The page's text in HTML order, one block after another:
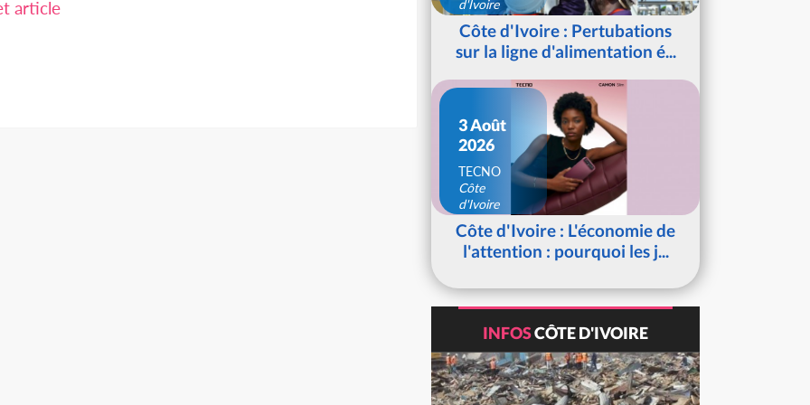
article
d'Ivoire
Côte d'Ivoire : Pertubations
sur la ligne d'alimentation é...
3 Août
2026
TECNO
Côte
d'Ivoire
Côte d'Ivoire : L'économie de
l'attention : pourquoi les j...
INFOSCÔTE D'IVOIRE